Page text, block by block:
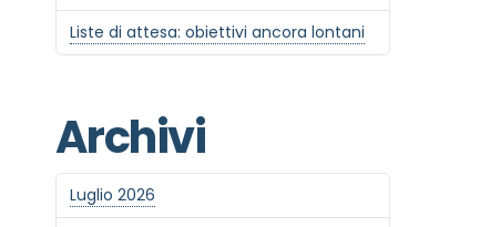
Liste di attesa: obiettivi ancora lontani
Archivi
Luglio 2026